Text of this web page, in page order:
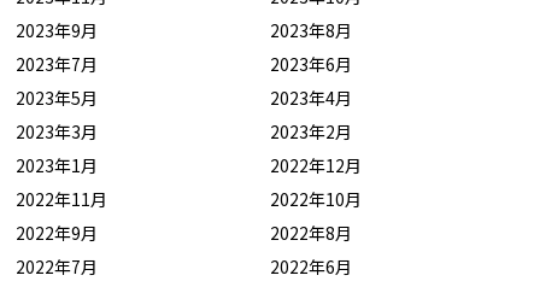
2023年9月
2023年8月
2023年7月
2023年6月
2023年5月
2023年4月
2023年3月
2023年2月
2023年1月
2022年12月
2022年11月
2022年10月
2022年9月
2022年8月
2022年7月
2022年6月